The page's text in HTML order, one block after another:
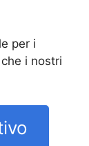
per i
i nostri